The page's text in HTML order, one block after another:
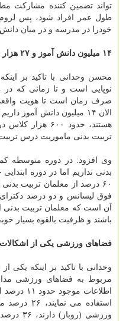
تواند تضمین کننده مشارکت
طول عمر افراد شود، پس لزوم
خودرا در مدرسه و در میان دانش
۱۴ میلیون دانش آموز و ۲۷ هزار معلم تربیت بدنی
محسن وحدانی با تاکید بر
نوپایی است و تا زمانی که
صرف زمان است تا هویت
تربیت بدنی ماموریت درس تربیت
وی افزود: در دوره متوسطه
فوق لیسانس و دو درصد
آن است که معلمان تربیت بدنی
باشند و ظرفیت بالقوه بسیار
فضاهای ورزشی یکی از
وحدانی با تاکید بر اینکه یکی
مربوط به فضاهای ورزشی
اطلاعات
استفاده